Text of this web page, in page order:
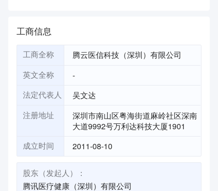
工商信息
工商全称 腾云医信科技（深圳）有限公司
英文全称 -
法定代表人 吴文达
注册地址
深圳市南山区粤海街道麻岭社区深南
大道9992号万利达科技大厦1901
成立时间 2011-08-10
股东（发起人）：
腾讯医疗健康（深圳）有限公司